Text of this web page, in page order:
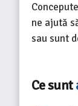
ne ajută
sau sunt
Ce sunt